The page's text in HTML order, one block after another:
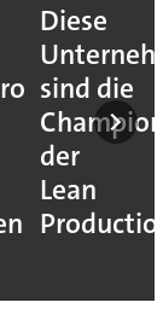
Diese
sind die
der
Lean